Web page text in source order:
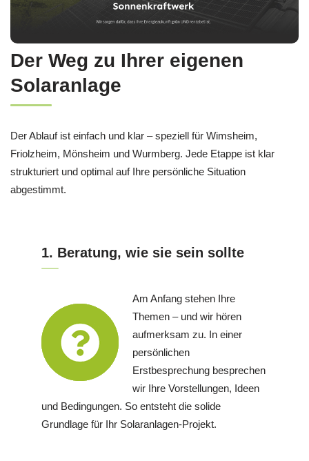
Der Weg zu Ihrer eigenen
Solaranlage
Der Ablauf ist einfach und klar – speziell für Wimsheim,
Friolzheim, Mönsheim und Wurmberg. Jede Etappe ist klar
strukturiert und optimal auf Ihre persönliche Situation
abgestimmt.
1. Beratung, wie sie sein sollte
Am Anfang stehen Ihre
Themen – und wir hören
aufmerksam zu. In einer
persönlichen
Erstbesprechung besprechen
wir Ihre Vorstellungen, Ideen
und Bedingungen. So entsteht die solide
Grundlage für Ihr Solaranlagen-Projekt.